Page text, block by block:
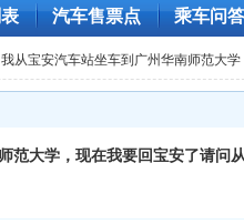
汽车售票点 乘车问答
从宝安汽车站坐车到广州华南师范大
范大学，现在我要回宝安了请问